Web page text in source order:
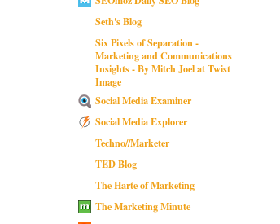
Seth's Blog
Six Pixels of Separation -
Marketing and Communications
Insights - By Mitch Joel at Twist
Image
Social Media Examiner
Social Media Explorer
Techno//Marketer
TED Blog
The Harte of Marketing
The Marketing Minute